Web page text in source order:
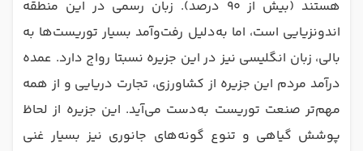
هستند (بیش از ۹۰ درصد). زبان رسمی در این منطقه
اندونزیایی است، اما به‌دلیل رفت‌وآمد بسیار توریست‌ها به
بالی، زبان انگلیسی نیز در این جزیره نسبتا رواج دارد. عمده
درآمد مردم این جزیره از کشاورزی، تجارت دریایی و از همه
مهم‌تر صنعت توریست به‌دست می‌آید. این جزیره از لحاظ
پوشش گیاهی و تنوع گونه‌های جانوری نیز بسیار غنی